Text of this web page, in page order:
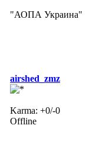
"АОПА Украина"
airshed_zmz
Karma: +0/-0
Offline